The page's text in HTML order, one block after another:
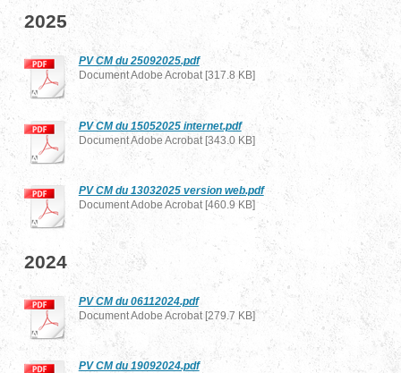
2025
PV CM du 25092025.pdf
Document Adobe Acrobat [317.8 KB]
PV CM du 15052025 internet.pdf
Document Adobe Acrobat [343.0 KB]
PV CM du 13032025 version web.pdf
Document Adobe Acrobat [460.9 KB]
2024
PV CM du 06112024.pdf
Document Adobe Acrobat [279.7 KB]
PV CM du 19092024.pdf